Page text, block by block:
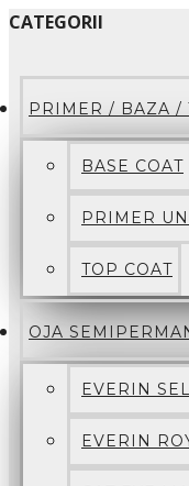
CATEGORII
PRIMER / BAZA /
BASE COAT
PRIMER
TOP COAT
OJA
EVERIN
EVERIN